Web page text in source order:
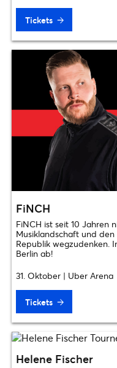
Tickets
FiNCH
FiNCH ist seit 10 Jahren
Musiklandschaft und
Republik wegzudenken.
Berlin ab!
31. Oktober | Uber Arena
Tickets
Helene Fischer